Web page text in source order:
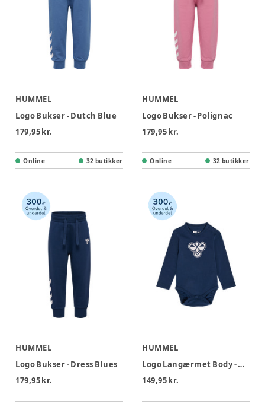
HUMMEL
Logo Bukser - Dutch Blue
179,95 kr.
Online 32 butikker
HUMMEL
Logo Bukser - Polignac
179,95 kr.
Online 32 butikker
HUMMEL
Logo Bukser - Dress Blues
179,95 kr.
HUMMEL
Logo Langærmet Body - Dress Blue
149,95 kr.